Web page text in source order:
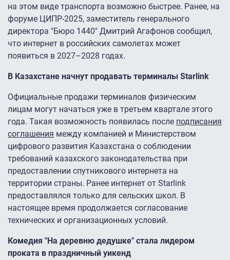
на этом виде транспорта возможно быстрее. Ранее, на
форуме ЦИПР-2025, заместитель генерального
директора "Бюро 1440" Дмитрий Агафонов сообщил,
что интернет в российских самолетах может
появиться в 2027–2028 годах.
В Казахстане начнут продавать терминалы Starlink
Официальные продажи терминалов физическим
лицам могут начаться уже в третьем квартале этого
года. Такая возможность появилась после подписания
соглашения между компанией и Министерством
цифрового развития Казахстана о соблюдении
требований казахского законодательства при
предоставлении спутникового интернета на
территории страны. Ранее интернет от Starlink
предоставлялся только для сельских школ. В
настоящее время продолжается согласование
технических и организационных условий.
Комедия "На деревню дедушке" стала лидером
проката в праздничный уикенд